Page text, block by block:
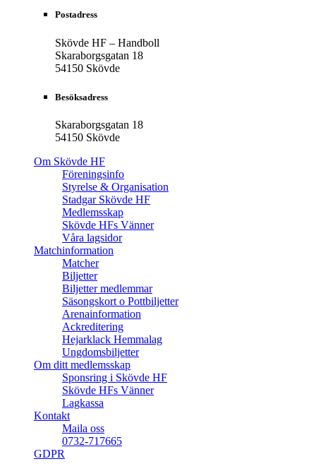
Postadress
Skövde HF – Handboll
Skaraborgsgatan 18
54150 Skövde
Besöksadress
Skaraborgsgatan 18
54150 Skövde
Om Skövde HF
Föreningsinfo
Styrelse & Organisation
Stadgar Skövde HF
Medlemsskap
Skövde HFs Vänner
Våra lagsidor
Matchinformation
Matcher
Biljetter
Biljetter medlemmar
Säsongskort o Pottbiljetter
Arenainformation
Ackreditering
Hejarklack Hemmalag
Ungdomsbiljetter
Om ditt medlemsskap
Sponsring i Skövde HF
Skövde HFs Vänner
Lagkassa
Kontakt
Maila oss
0732-717665
GDPR